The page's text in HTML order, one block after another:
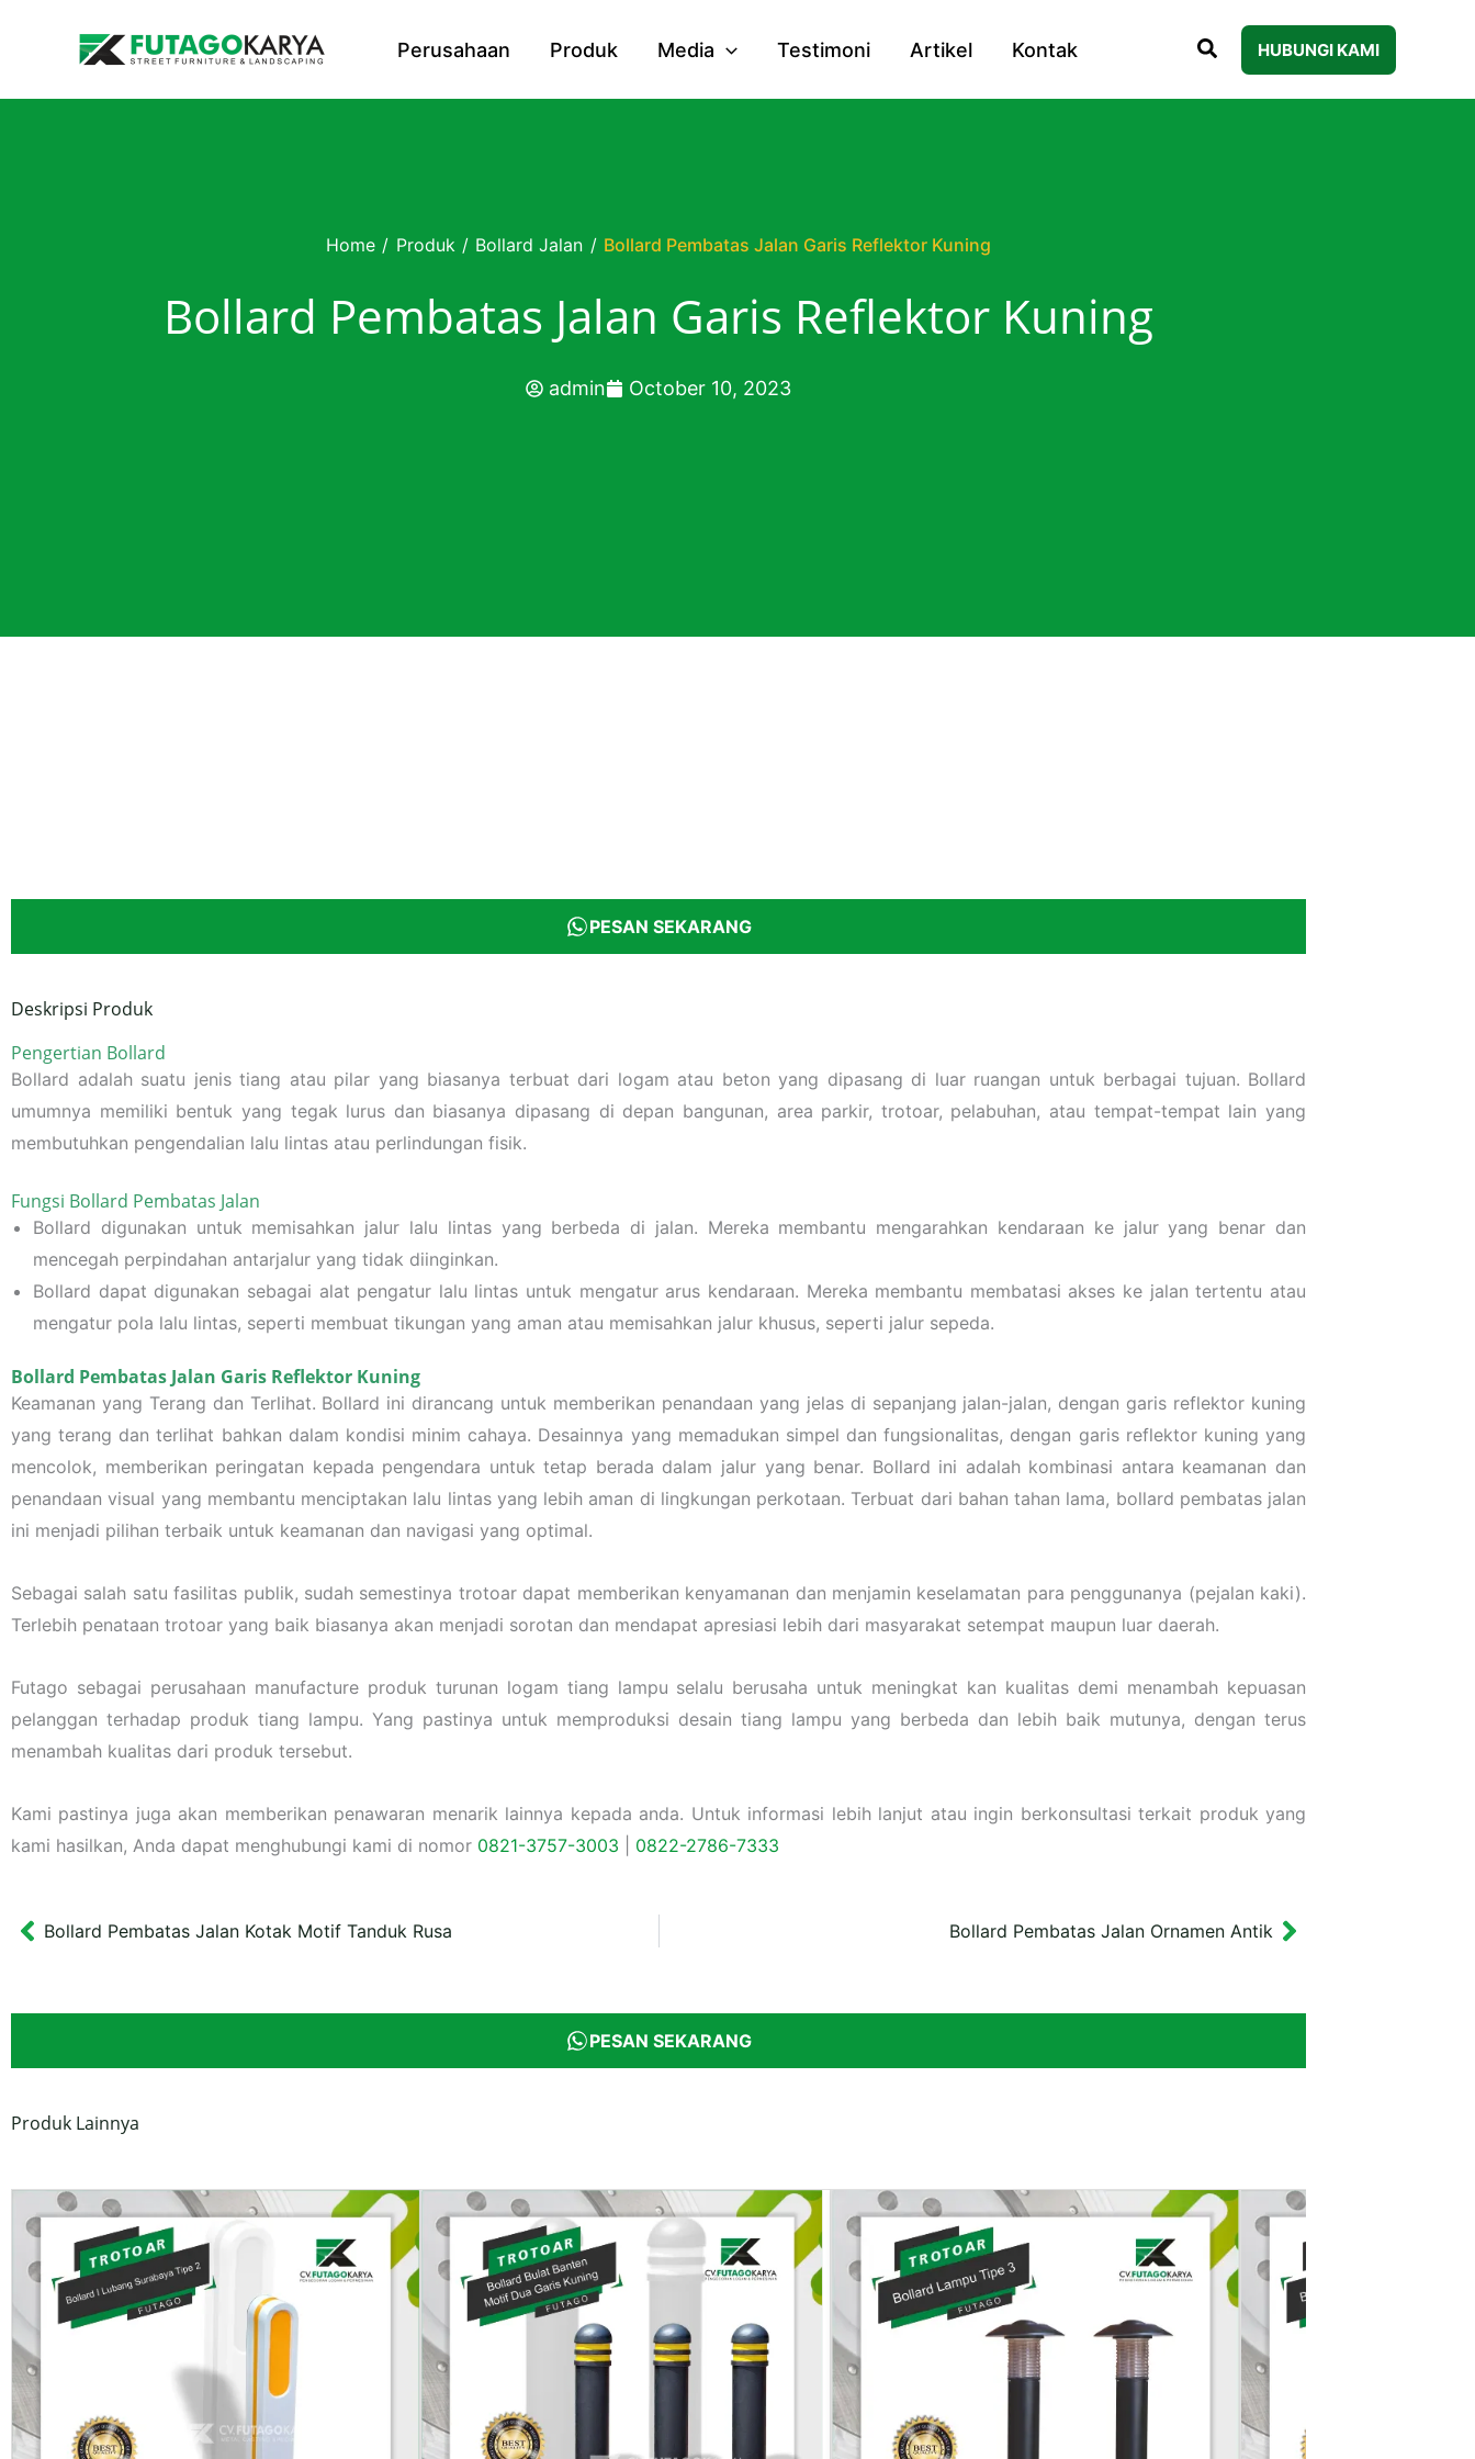
Perusahaan Produk Media Testimoni Artikel Kontak HUBUNGI KAMI
Home / Produk / Bollard Jalan / Bollard Pembatas Jalan Garis Reflektor Kuning
Bollard Pembatas Jalan Garis Reflektor Kuning
admin October 10, 2023
PESAN SEKARANG
Deskripsi Produk
Pengertian Bollard
Bollard adalah suatu jenis tiang atau pilar yang biasanya terbuat dari logam atau beton yang dipasang di luar ruangan untuk berbagai tujuan. Bollard
umumnya memiliki bentuk yang tegak lurus dan biasanya dipasang di depan bangunan, area parkir, trotoar, pelabuhan, atau tempat-tempat lain yang
membutuhkan pengendalian lalu lintas atau perlindungan fisik.
Fungsi Bollard Pembatas Jalan
Bollard digunakan untuk memisahkan jalur lalu lintas yang berbeda di jalan. Mereka membantu mengarahkan kendaraan ke jalur yang benar dan
mencegah perpindahan antarjalur yang tidak diinginkan.
Bollard dapat digunakan sebagai alat pengatur lalu lintas untuk mengatur arus kendaraan. Mereka membantu membatasi akses ke jalan tertentu atau
mengatur pola lalu lintas, seperti membuat tikungan yang aman atau memisahkan jalur khusus, seperti jalur sepeda.
Bollard Pembatas Jalan Garis Reflektor Kuning
Keamanan yang Terang dan Terlihat. Bollard ini dirancang untuk memberikan penandaan yang jelas di sepanjang jalan-jalan, dengan garis reflektor kuning
yang terang dan terlihat bahkan dalam kondisi minim cahaya. Desainnya yang memadukan simpel dan fungsionalitas, dengan garis reflektor kuning yang
mencolok, memberikan peringatan kepada pengendara untuk tetap berada dalam jalur yang benar. Bollard ini adalah kombinasi antara keamanan dan
penandaan visual yang membantu menciptakan lalu lintas yang lebih aman di lingkungan perkotaan. Terbuat dari bahan tahan lama, bollard pembatas jalan
ini menjadi pilihan terbaik untuk keamanan dan navigasi yang optimal.
Sebagai salah satu fasilitas publik, sudah semestinya trotoar dapat memberikan kenyamanan dan menjamin keselamatan para penggunanya (pejalan kaki).
Terlebih penataan trotoar yang baik biasanya akan menjadi sorotan dan mendapat apresiasi lebih dari masyarakat setempat maupun luar daerah.
Futago sebagai perusahaan manufacture produk turunan logam tiang lampu selalu berusaha untuk meningkat kan kualitas demi menambah kepuasan
pelanggan terhadap produk tiang lampu. Yang pastinya untuk memproduksi desain tiang lampu yang berbeda dan lebih baik mutunya, dengan terus
menambah kualitas dari produk tersebut.
Kami pastinya juga akan memberikan penawaran menarik lainnya kepada anda. Untuk informasi lebih lanjut atau ingin berkonsultasi terkait produk yang
kami hasilkan, Anda dapat menghubungi kami di nomor 0821-3757-3003 0822-2786-7333
Prev
Bollard Pembatas Jalan Kotak Motif Tanduk Rusa Bollard Pembatas Jalan Ornamen AntikNext
PESAN SEKARANG
Produk Lainnya